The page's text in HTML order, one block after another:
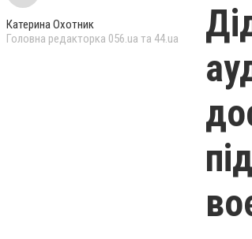
Катерина Охотник
Головна редакторка 056.ua та 44.ua